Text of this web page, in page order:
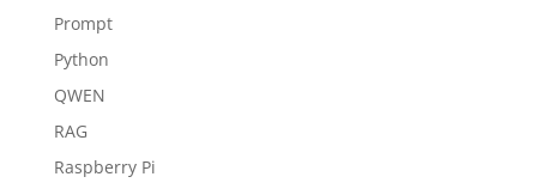
Prompt
Python
QWEN
RAG
Raspberry Pi